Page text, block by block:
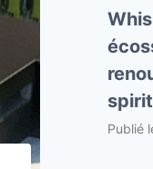
Publié